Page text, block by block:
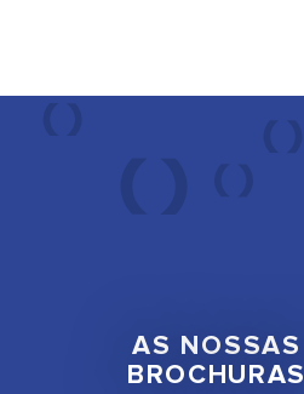
AS NOSSAS
BROCHURAS